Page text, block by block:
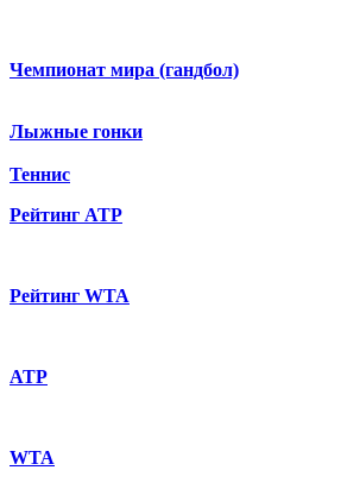
Чемпионат мира (гандбол)
Лыжные гонки
Теннис
Рейтинг ATP
Рейтинг WTA
ATP
WTA